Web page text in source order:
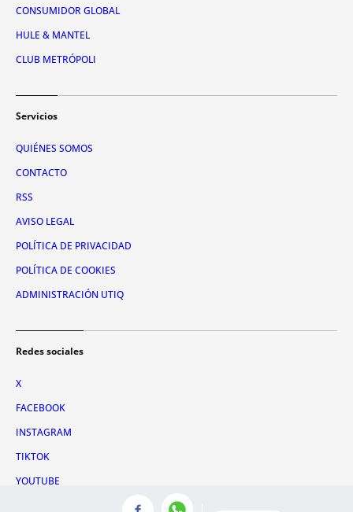
CONSUMIDOR GLOBAL
HULE & MANTEL
CLUB METRÓPOLI
Servicios
QUIÉNES SOMOS
CONTACTO
RSS
AVISO LEGAL
POLÍTICA DE PRIVACIDAD
POLÍTICA DE COOKIES
ADMINISTRACIÓN UTIQ
Redes sociales
X
FACEBOOK
INSTAGRAM
TIKTOK
YOUTUBE